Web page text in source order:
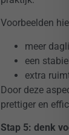
Voorbeelden
meer
een
extra
Door deze
prettiger en
Stap 5: denk